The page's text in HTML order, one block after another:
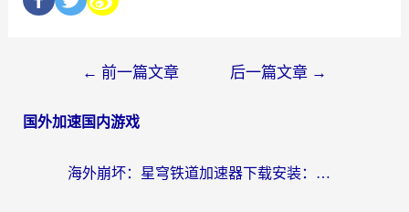
← 前一篇文章 后一篇文章 →
国外加速国内游戏
海外崩坏：星穹铁道加速器下载安装：一份给游子的终极网络指南